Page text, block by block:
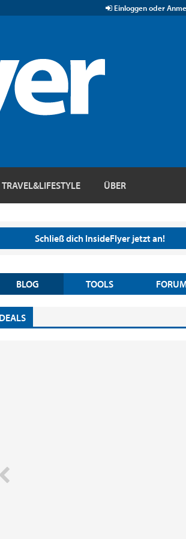
Einloggen oder
TRAVEL&LIFESTYLE ÜBER
Schließ dich InsideFlyer jetzt an!
BLOG TOOLS
DEALS